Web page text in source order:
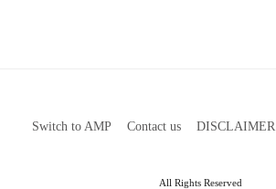
Switch to AMP Contact us DISCLAIMER
All Rights Reserved